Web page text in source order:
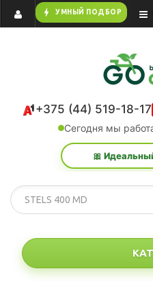
bolt УМНЫЙ ПОДБОР
+375 (44) 519-18-17
Сегодня мы
🎀 Идеальный